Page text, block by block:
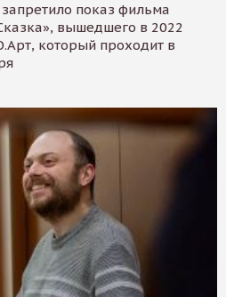
показ фильма
вышедшего в 2022
который проходит в